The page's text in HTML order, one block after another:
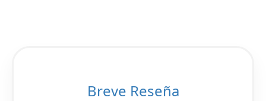
Breve Reseña